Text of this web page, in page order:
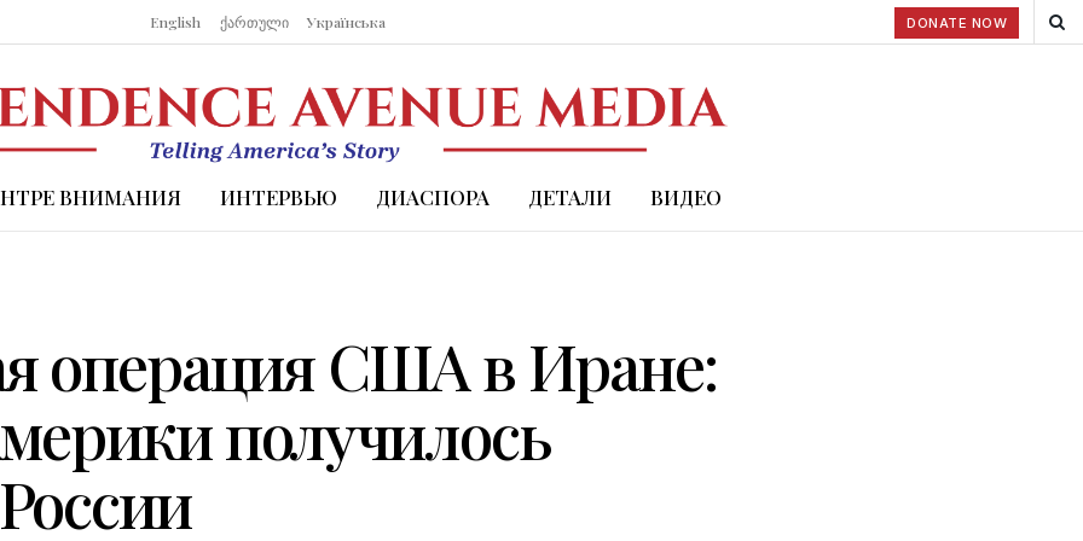
English ქართული Українська DONATE NOW
ВНИМАНИЯ ИНТЕРВЬЮ ДИАСПОРА ДЕТАЛИ ВИДЕО
операция США в Иране:
получилось